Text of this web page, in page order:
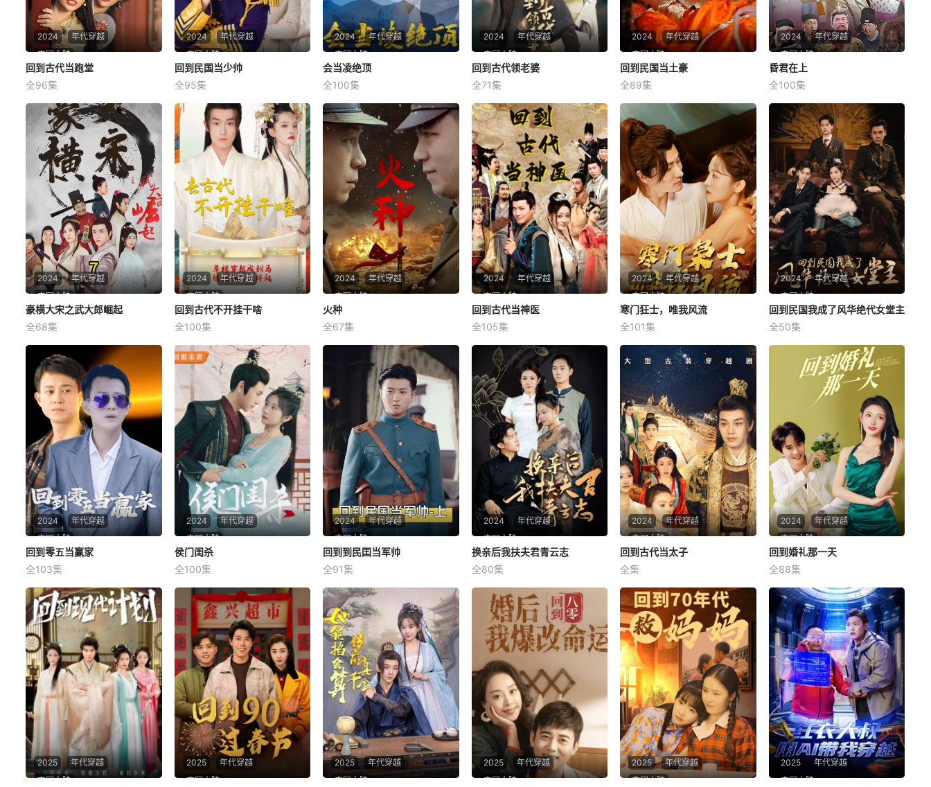
2024
年代穿越
中国大陆
回到古代当跑堂
未知
回到古代当跑堂
全96集
2024
年代穿越
中国大陆
回到民国当少帅
未知
回到民国当少帅
全95集
2024
年代穿越
中国大陆
会当凌绝顶
未知
会当凌绝顶
全100集
2024
年代穿越
中国大陆
回到古代领老婆
未知
回到古代领老婆
全71集
2024
年代穿越
中国大陆
回到民国当土豪
未知
回到民国当土豪
全89集
2024
年代穿越
中国大陆
昏君在上
未知
昏君在上
全100集
2024
年代穿越
中国大陆
豪横大宋之武大郎崛起
未知
豪横大宋之武大郎崛起
全68集
2024
年代穿越
中国大陆
回到古代不开挂干啥
未知
回到古代不开挂干啥
全100集
2024
年代穿越
中国大陆
火种
未知
火种
全67集
2024
年代穿越
中国大陆
回到古代当神医
未知
回到古代当神医
全105集
2024
年代穿越
中国大陆
寒门狂士，唯我风流
未知
寒门狂士，唯我风流
全101集
2024
年代穿越
中国大陆
回到民国我成了风华绝代女堂主
未知
回到民国我成了风华绝代女堂主
全50集
2024
年代穿越
中国大陆
回到零五当赢家
未知
回到零五当赢家
全103集
2024
年代穿越
中国大陆
侯门闺杀
未知
侯门闺杀
全100集
2024
年代穿越
中国大陆
回到到民囯当军帅
未知
回到到民囯当军帅
全91集
2024
年代穿越
中国大陆
换亲后我扶夫君青云志
未知
换亲后我扶夫君青云志
全80集
2024
年代穿越
中国大陆
回到古代当太子
未知
回到古代当太子
全集
2024
年代穿越
中国大陆
回到婚礼那一天
未知
回到婚礼那一天
全88集
2025
年代穿越
中国大陆
2025
年代穿越
中国大陆
2025
年代穿越
中国大陆
2025
年代穿越
中国大陆
2025
年代穿越
中国大陆
2025
年代穿越
中国大陆